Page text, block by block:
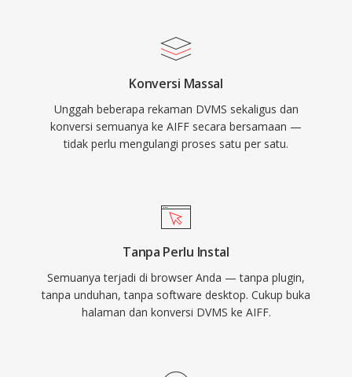
kedalaman bit hingga 32-bit, mengakomodasi
spesifikasi kualitas CD. Bagi siapa pun yang
mengutamakan integritas lossless di atas
efisiensi penyimpanan, AIFF tetap menjadi
pilihan yang dapat diandalkan di seluruh industri
Konversi Massal
Unggah beberapa rekaman DVMS sekaligus dan
konversi semuanya ke AIFF secara bersamaan —
tidak perlu mengulangi proses satu per satu.
Tanpa Perlu Instal
Semuanya terjadi di browser Anda — tanpa plugin,
tanpa unduhan, tanpa software desktop. Cukup buka
halaman dan konversi DVMS ke AIFF.